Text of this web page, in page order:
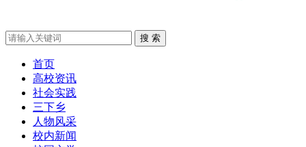
首页
高校资讯
社会实践
三下乡
人物风采
校内新闻